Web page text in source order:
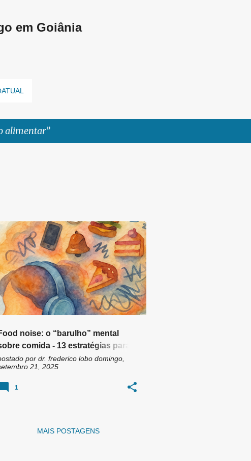
em Goiânia
alimentar
noise: o “barulho” mental
comida - 13 estratégias para
por dr. frederico lobo domingo,
21, 2025
ANÁLOGO DE GLP-1 +8
1
MAIS POSTAGENS